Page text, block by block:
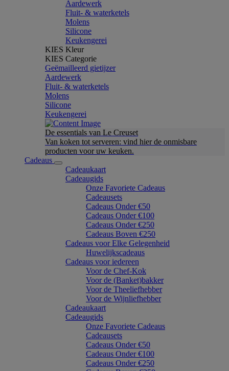
Aardewerk
Fluit- & waterketels
Molens
Silicone
Keukengerei
KIES Kleur
KIES Categorie
Geëmailleerd gietijzer
Aardewerk
Fluit- & waterketels
Molens
Silicone
Keukengerei
De essentials van Le Creuset
Van koken tot serveren: vind hier de onmisbare
producten voor uw keuken.
Cadeaus
Cadeaukaart
Cadeaugids
Onze Favoriete Cadeaus
Cadeausets
Cadeaus Onder €50
Cadeaus Onder €100
Cadeaus Onder €250
Cadeaus Boven €250
Cadeaus voor Elke Gelegenheid
Huwelijkscadeaus
Cadeaus voor iedereen
Voor de Chef-Kok
Voor de (Banket)bakker
Voor de Theeliefhebber
Voor de Wijnliefhebber
Cadeaukaart
Cadeaugids
Onze Favoriete Cadeaus
Cadeausets
Cadeaus Onder €50
Cadeaus Onder €100
Cadeaus Onder €250